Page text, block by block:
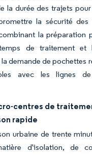
la durée des trajets
la sécurité des
la préparation
de traitement et
demande de pochettes
avec les lignes
centres de
rapide
urbaine de trente
d'isolation, de